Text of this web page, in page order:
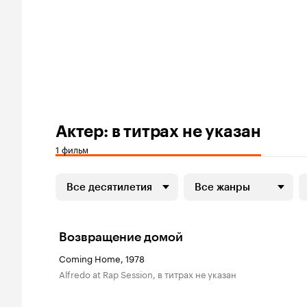
Актер: в титрах не указан
1 фильм
Все десятилетия Все жанры
Возвращение домой
Coming Home, 1978
Alfredo at Rap Session, в титрах не указан